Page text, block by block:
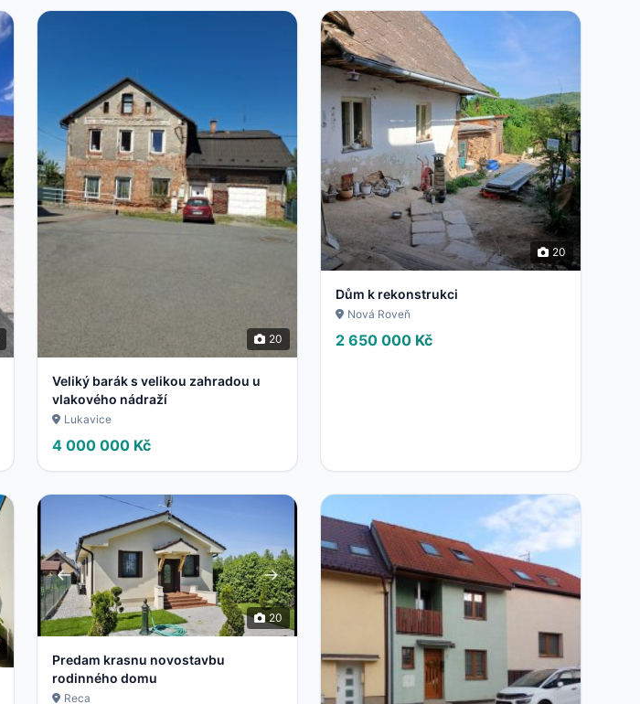
20
Veliký barák s velikou zahradou u
vlakového nádraží
Lukavice
4 000 000 Kč
20
Dům k rekonstrukci
Nová Roveň
2 650 000 Kč
20
Predam krasnu novostavbu
rodinného domu
Reca